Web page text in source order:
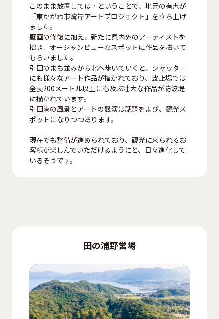
このまま放置しては…ということで、地元の有志が
「東かがわ市湾岸アートプロジェクト」を立ち上げ
ました。
壁画の修復に加え、新たに県内外のアーティストを
招き、オーシャンビューなスポットに作品を描いて
もらいました。
引田のまち並みから北へ歩いていくと、シャッター
にも様々なアート作品が描かれており、波止場では
全長200メートル以上にも及ぶ壮大な作品が防波堤
に描かれています。
引田港の風景とアートの競演は話題をよび、観光ス
ポットになりつつあります。
現在でも整備が進められており、観光に来られるお
客様が楽しんでいただけるようにと、日々進化して
いるそうです。
田の浦野営場